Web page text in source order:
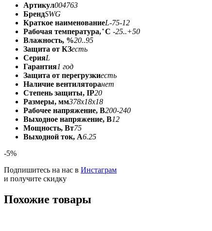
Артикул004763
БрендSWG
Краткое наименованиеL-75-12
Рабочая температура, ̊ С -25..+50
Влажность, %20..95
Защита от КЗесть
СерияL
Гарантия1 год
Защита от перегрузкиесть
Наличие вентиляторанет
Степень защиты, IP20
Размеры, мм378x18x18
Рабочее напряжение, В200-240
Выходное напряжение, В12
Мощность, Вт75
Выходной ток, А6.25
-5%
Подпишитесь на нас в Инстаграм
и получите скидку
Похожие товары